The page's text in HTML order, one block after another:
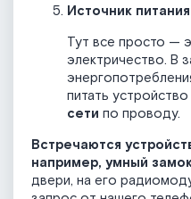
Источник питания
Тут все просто —
электричество. В
питать устройство
сети по проводу.
Встречаются
например, умный
двери, на его